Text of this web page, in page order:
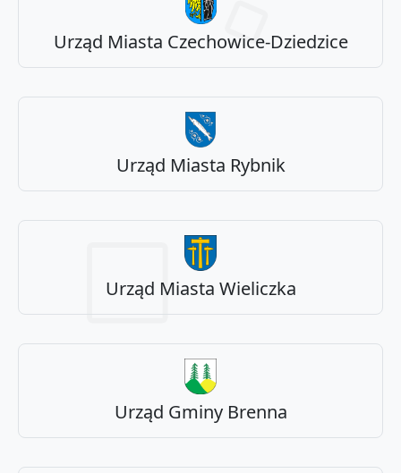
Urząd Miasta Czechowice-Dziedzice
Urząd Miasta Rybnik
Urząd Miasta Wieliczka
Urząd Gminy Brenna